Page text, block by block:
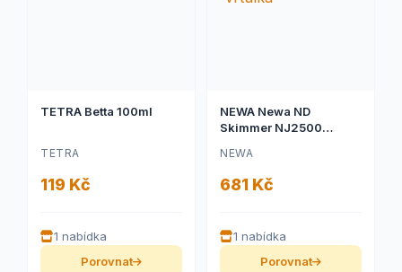
TETRA Betta 100ml
TETRA
119 Kč
1 nabídka
Porovnat
NEWA Newa ND
Skimmer NJ2500
NEWA
681 Kč
1 nabídka
Porovnat